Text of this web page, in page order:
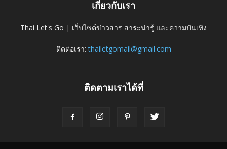
เกี่ยวกับเรา
Thai Let's Go | เว็บไซต์ข่าวสาร สาระน่ารู้ และความบันเทิง
ติดต่อเรา:thailetgomail@gmail.com
ติดตามเราได้ที่